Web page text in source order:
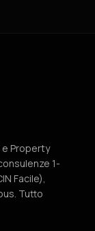
e Property
1-
Facile),
Tutto